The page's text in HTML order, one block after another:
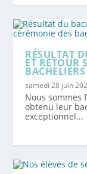
RÉSULTAT
ET RETOUR
BACHELIERS
samedi 28 juin
Nous sommes
obtenu leur
exceptionnel...